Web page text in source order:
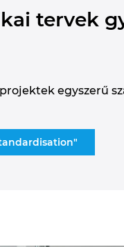
tervek
egyszerű